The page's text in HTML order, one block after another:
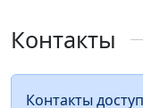
Контакты
Контакты